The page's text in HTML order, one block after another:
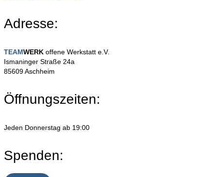
Adresse:
TEAMWERK offene Werkstatt e.V.
Ismaninger Straße 24a
85609 Aschheim
Öffnungszeiten:
Jeden Donnerstag ab 19:00
Spenden: